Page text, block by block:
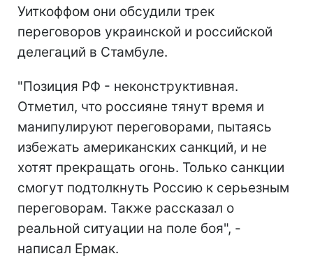
Уиткоффом они обсудили трек
переговоров украинской и российской
делегаций в Стамбуле.
"Позиция РФ - неконструктивная.
Отметил, что россияне тянут время и
манипулируют переговорами, пытаясь
избежать американских санкций, и не
хотят прекращать огонь. Только санкции
смогут подтолкнуть Россию к серьезным
переговорам. Также рассказал о
реальной ситуации на поле боя", -
написал Ермак.